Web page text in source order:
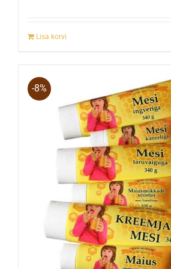
Lisa korvi
-8%